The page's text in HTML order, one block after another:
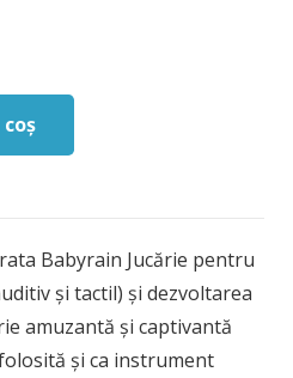
Babyrain Jucărie pentru
şi tactil) şi dezvoltarea
amuzantă și captivantă
şi ca instrument